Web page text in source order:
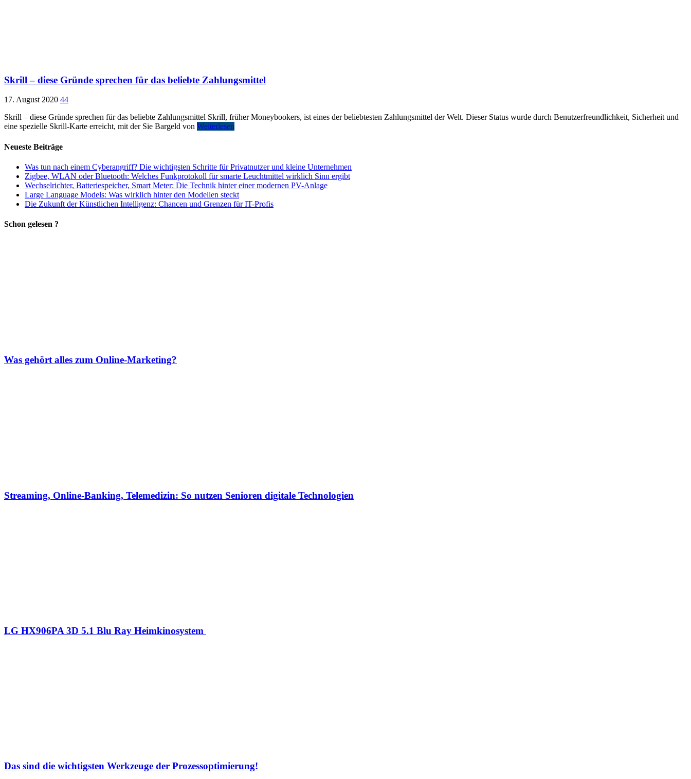
Skrill – diese Gründe sprechen für das beliebte Zahlungsmittel
17. August 2020 44
Skrill – diese Gründe sprechen für das beliebte Zahlungsmittel Skrill, früher Moneybookers, ist eines der beliebtesten Zahlungsmittel der Welt. Dieser Status wurde durch Benutzerfreundlichkeit, Sicherheit und
eine spezielle Skrill-Karte erreicht, mit der Sie Bargeld von Weiterlesen
Neueste Beiträge
Was tun nach einem Cyberangriff? Die wichtigsten Schritte für Privatnutzer und kleine Unternehmen
Zigbee, WLAN oder Bluetooth: Welches Funkprotokoll für smarte Leuchtmittel wirklich Sinn ergibt
Wechselrichter, Batteriespeicher, Smart Meter: Die Technik hinter einer modernen PV-Anlage
Large Language Models: Was wirklich hinter den Modellen steckt
Die Zukunft der Künstlichen Intelligenz: Chancen und Grenzen für IT-Profis
Schon gelesen ?
Was gehört alles zum Online-Marketing?
Streaming, Online-Banking, Telemedizin: So nutzen Senioren digitale Technologien
LG HX906PA 3D 5.1 Blu Ray Heimkinosystem
Das sind die wichtigsten Werkzeuge der Prozessoptimierung!